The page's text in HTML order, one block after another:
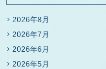
2026年8月
2026年7月
2026年6月
2026年5月